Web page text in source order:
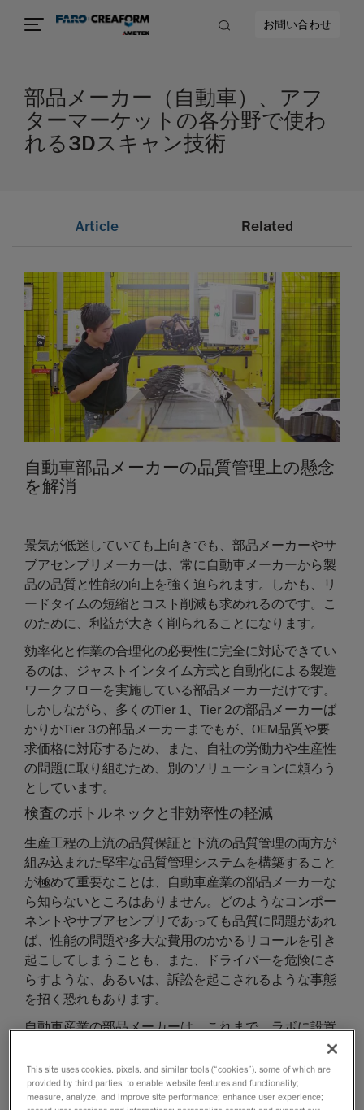
お問い合わせ
部品メーカー（自動車）、アフ
ターマーケットの各分野で使わ
れる3Dスキャン技術
Article Related
自動車部品メーカーの品質管理上の懸念
を解消
景気が低迷していても上向きでも、部品メーカーやサ
ブアセンブリメーカーは、常に自動車メーカーから製
品の品質と性能の向上を強く迫られます。しかも、リ
ードタイムの短縮とコスト削減も求めれるのです。こ
のために、利益が大きく削られることになります。
効率化と作業の合理化の必要性に完全に対応できてい
るのは、ジャストインタイム方式と自動化による製造
ワークフローを実施している部品メーカーだけです。
しかしながら、多くのTier 1、Tier 2の部品メーカーば
かりかTier 3の部品メーカーまでもが、OEM品質や要
求価格に対応するため、また、自社の労働力や生産性
の問題に取り組むため、別のソリューションに頼ろう
としています。
検査のボトルネックと非効率性の軽減
生産工程の上流の品質保証と下流の品質管理の両方が
組み込まれた堅牢な品質管理システムを構築すること
が極めて重要なことは、自動車産業の部品メーカーな
ら知らないところはありません。どのようなコンポー
ネントやサブアセンブリであっても品質に問題があれ
ば、性能の問題や多大な費用のかかるリコールを引き
起こしてしまうことも、また、ドライバーを危険にさ
らすような、あるいは、訴訟を起こされるような事態
を招く恐れもあります。
自動車産業の部品メーカーは、これまで、ラボに設置
された従来型CMMに依存して部品検査を行ってきまし
た。CMMの場合、データにおける精度と信頼性は高い
ものの、CMMの操作や検査の実施を寸法検査の専門家
が行わなければなりません。
This site uses cookies, pixels, and similar tools (“cookies”), some of which are
provided by third parties, to enable website features and functionality;
measure, analyze, and improve site performance; enhance user experience;